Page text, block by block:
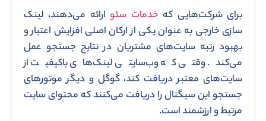
برای شرکت‌هایی که خدمات سئوارائه می‌دهند، لینک‌
سازی خارجی به عنوان یکی از ارکان اصلی افزایش اعتبار و
بهبود رتبه سایت‌های مشتریان در نتایج جستجو عمل
می‌کند. وقتی که وب‌سایتی لینک‌های باکیفیت از
سایت‌های معتبر دریافت کند، گوگل و دیگر موتورهای
جستجو این سیگنال را دریافت می‌کنند که محتوای سایت
مرتبط و ارزشمند است.